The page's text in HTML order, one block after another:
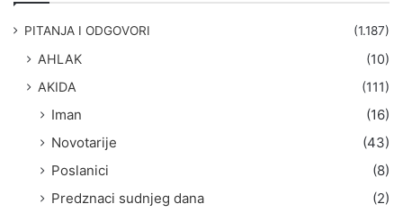
PITANJA I ODGOVORI (1.187)
AHLAK
(10)
AKIDA
(111)
Iman
(16)
Novotarije
(43)
Poslanici
(8)
Predznaci sudnjeg dana
(2)